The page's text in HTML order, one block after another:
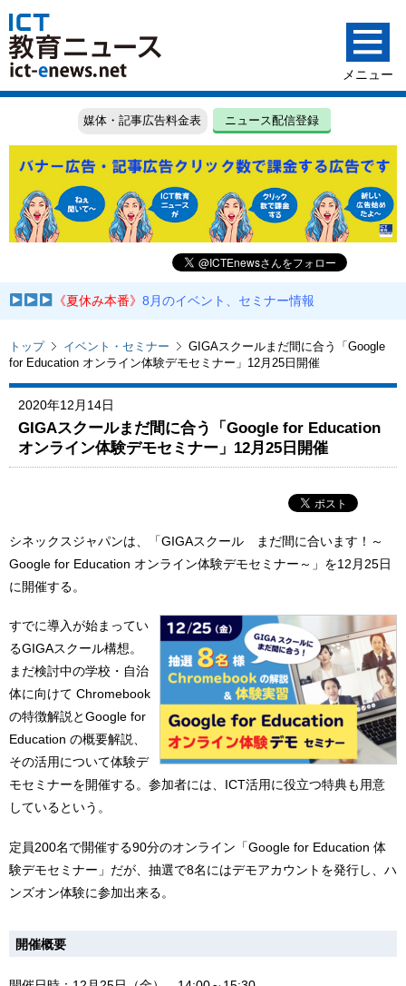
媒体・記事広告料金表 ニュース配信登録
《夏休み本番》8月のイベント、セミナー情報
トップ イベント・セミナー
GIGAスクールまだ間に合う「Google
for Education オンライン体験デモセミナー」12月25日開催
2020年12月14日
GIGAスクールまだ間に合う「Google for Education
オンライン体験デモセミナー」12月25日開催
シネックスジャパンは、「GIGAスクール まだ間に合います！～
Google for Education オンライン体験デモセミナー～」を12月25日
に開催する。
すでに導入が始まってい
るGIGAスクール構想。
まだ検討中の学校・自治
体に向けて Chromebook
の特徴解説とGoogle for
Education の概要解説、
その活用について体験デ
モセミナーを開催する。参加者には、ICT活用に役立つ特典も用意
しているという。
定員200名で開催する90分のオンライン「Google for Education 体
験デモセミナー」だが、抽選で8名にはデモアカウントを発行し、ハ
ンズオン体験に参加出来る。
開催概要